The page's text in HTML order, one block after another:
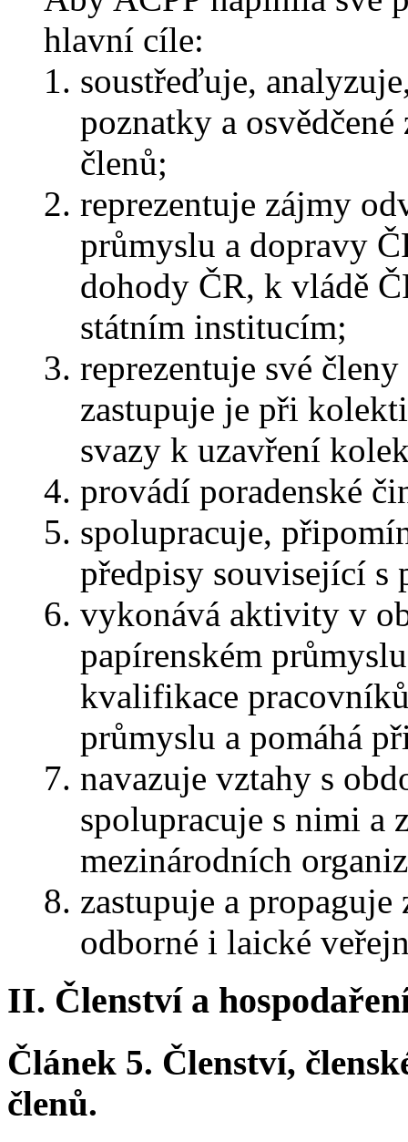
hlavní cíle:
soustřeďuje,
poznatky a
členů;
reprezentuje zájmy
průmyslu a dopravy
dohody ČR, k vládě
státním institucím;
reprezentuje své
zastupuje je při
svazy k uzavření
provádí poradenské
spolupracuje,
předpisy související s
vykonává aktivity v
papírenském
kvalifikace
průmyslu a pomáhá
navazuje vztahy s
spolupracuje s nimi a
mezinárodních
zastupuje a
odborné i laické
II. Členství a
Článek 5. Členství,
členů.